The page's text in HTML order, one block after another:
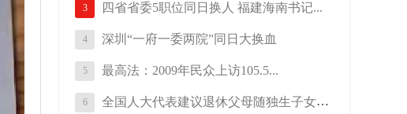
3 四省省委5职位同日换人 福建海南书记...
4 深圳“一府一委两院”同日大换血
5 最高法：2009年民众上访105.5...
6 全国人大代表建议退休父母随独生子女落...